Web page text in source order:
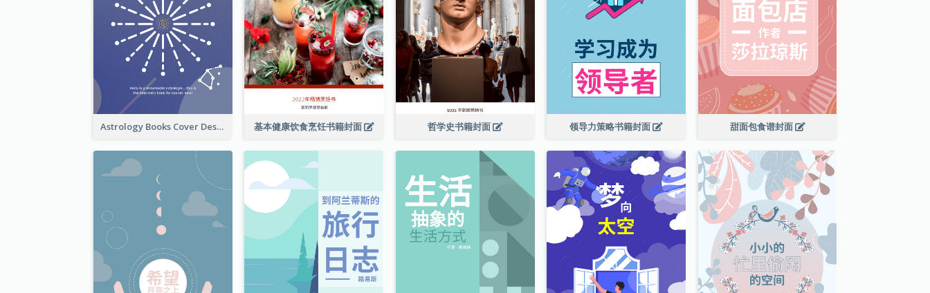
Astrology Books Cover Design 基本健康饮食烹饪书籍封面 哲学史书籍封面 领导力策略书籍封面 甜面包食谱封面